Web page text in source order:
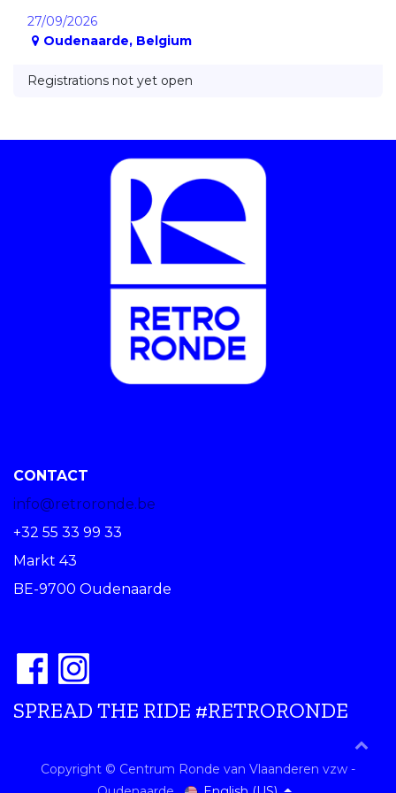
27/09/2026
Oudenaarde, Belgium
Registrations not yet open
CONTACT
info@retroronde.be
+32 55 33 99 33
Markt 43
BE-9700 Oudenaarde
SPREAD THE RIDE #RETRORONDE
Copyright © Centrum Ronde van Vlaanderen vzw -